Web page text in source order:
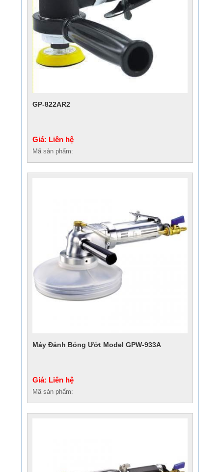
GP-822AR2
Giá: Liên hệ
Mã sản phẩm:
Máy Đánh Bóng Ướt Model GPW-933A
Giá: Liên hệ
Mã sản phẩm: